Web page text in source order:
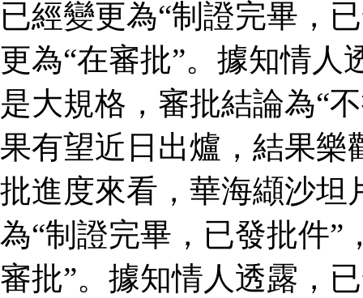
已經變更為“制證完畢，
更為“在審批”。據知情
是大規格，審批結論為“
果有望近日出爐，結果樂
批進度來看，華海纈沙坦
為“制證完畢，已發批件”
審批”。據知情人透露，